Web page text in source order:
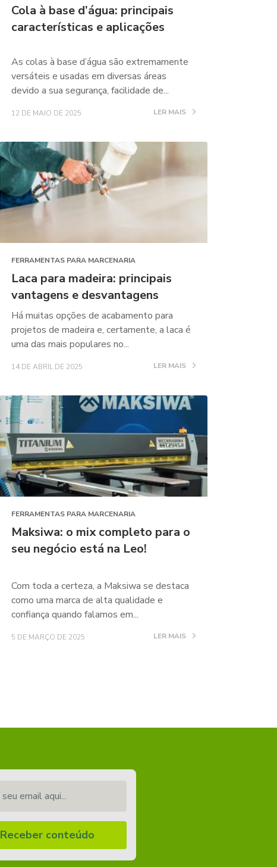
Cola à base d’água: principais
características e aplicações
As colas à base d’água são extremamente
versáteis e usadas em diversas áreas
devido a sua segurança, facilidade de...
12 DE MAIO DE 2025 LER MAIS
FERRAMENTAS PARA MARCENARIA
Laca para madeira: principais
vantagens e desvantagens
Há muitas opções de acabamento para
projetos de madeira e, certamente, a laca é
uma das mais populares no...
14 DE ABRIL DE 2025 LER MAIS
FERRAMENTAS PARA MARCENARIA
Maksiwa: o mix completo para o
seu negócio está na Leo!
Com toda a certeza, a Maksiwa se destaca
como uma marca de alta qualidade e
confiança quando falamos em...
5 DE MARÇO DE 2025 LER MAIS
Receber conteúdo